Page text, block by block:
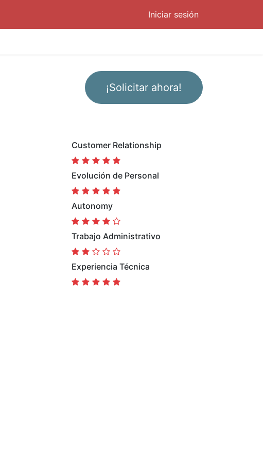
Iniciar sesión
¡Solicitar ahora!
Customer Relationship
Evolución de Personal
Autonomy
Trabajo Administrativo
Experiencia Técnica